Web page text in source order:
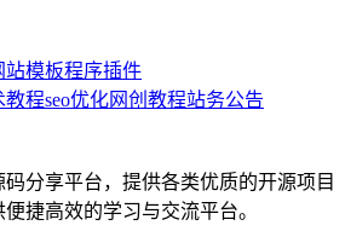
站模板程序插件
教程seo优化网创教程站务公告
分享平台，提供各类优质的开源项目
捷高效的学习与交流平台。